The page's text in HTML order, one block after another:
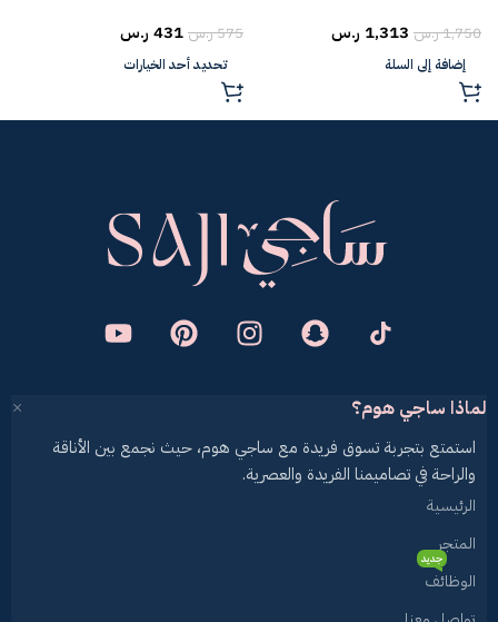
1,750ر.س 1,313 ر.س
إضافة إلى السلة
575ر.س431 ر.س
تحديد أحد الخيارات
لماذا ساجي هوم؟
استمتع بتجربة تسوق فريدة مع ساجي هوم، حيث نجمع بين الأناقة
والراحة في تصاميمنا الفريدة والعصرية.
الرئيسية
المتجر
الوظائف
جديد